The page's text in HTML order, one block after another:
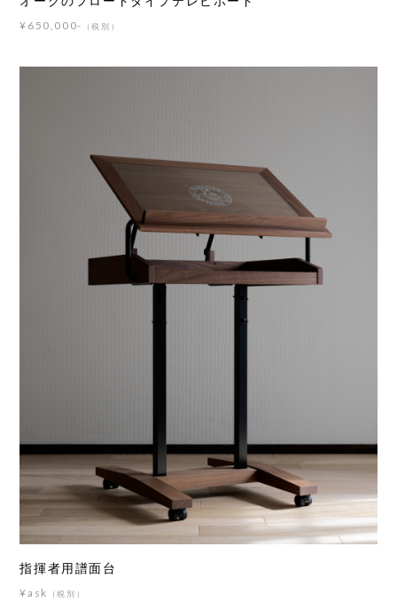
¥650,000- （税別）
指揮者用譜面台
¥ask （税別）